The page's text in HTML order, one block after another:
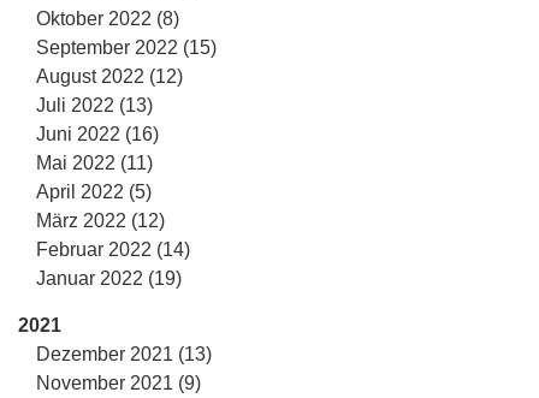
Oktober 2022 (8)
September 2022 (15)
August 2022 (12)
Juli 2022 (13)
Juni 2022 (16)
Mai 2022 (11)
April 2022 (5)
März 2022 (12)
Februar 2022 (14)
Januar 2022 (19)
2021
Dezember 2021 (13)
November 2021 (9)